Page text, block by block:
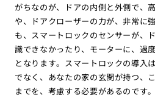
がちなのが、ドアの内側と外側で、
や、ドアクローザーの力が、非常に
も、スマートロックのセンサーが、
識できなかったり、モーターに、過
となります。スマートロックの導入
でなく、あなたの家の玄関が持つ、
までを、考慮する必要があるのです。